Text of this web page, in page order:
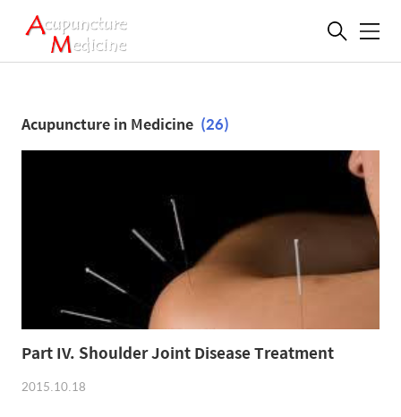
메
Acupuncture in Medicine (26)
Part IV. Shoulder Joint Disease Treatment
2015.10.18